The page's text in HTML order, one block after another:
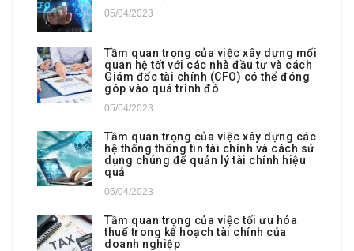
05/04/2023
Tầm quan trọng của việc xây dựng mối
quan hệ tốt với các nhà đầu tư và cách
Giám đốc tài chính (CFO) có thể đóng
góp vào quá trình đó
05/04/2023
Tầm quan trọng của việc xây dựng các
hệ thống thông tin tài chính và cách sử
dụng chúng để quản lý tài chính hiệu
quả
05/04/2023
Tầm quan trọng của việc tối ưu hóa
thuế trong kế hoạch tài chính của
doanh nghiệp